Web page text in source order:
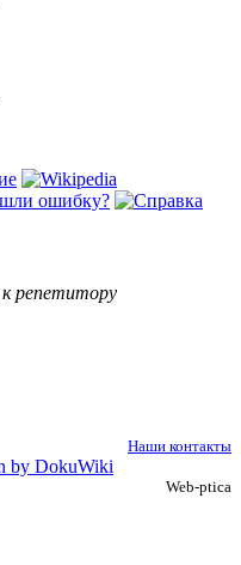
репетитору
Наши контакты
Web-ptica